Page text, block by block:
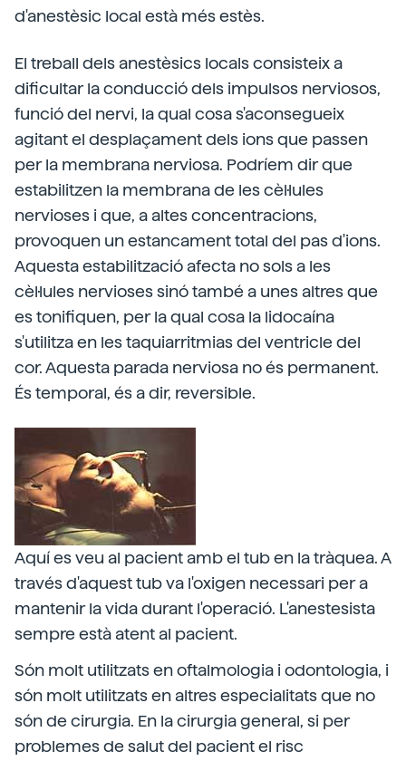
d'anestèsic local està més estès.
El treball dels anestèsics locals consisteix a
dificultar la conducció dels impulsos nerviosos,
funció del nervi, la qual cosa s'aconsegueix
agitant el desplaçament dels ions que passen
per la membrana nerviosa. Podríem dir que
estabilitzen la membrana de les cèl·lules
nervioses i que, a altes concentracions,
provoquen un estancament total del pas d'ions.
Aquesta estabilització afecta no sols a les
cèl·lules nervioses sinó també a unes altres que
es tonifiquen, per la qual cosa la lidocaína
s'utilitza en les taquiarritmias del ventricle del
cor. Aquesta parada nerviosa no és permanent.
És temporal, és a dir, reversible.
Aquí es veu al pacient amb el tub en la tràquea. A
través d'aquest tub va l'oxigen necessari per a
mantenir la vida durant l'operació. L'anestesista
sempre està atent al pacient.
Són molt utilitzats en oftalmologia i odontologia, i
són molt utilitzats en altres especialitats que no
són de cirurgia. En la cirurgia general, si per
problemes de salut del pacient el risc